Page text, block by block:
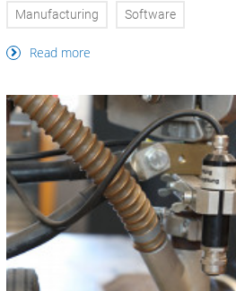
Manufacturing Software
Read more